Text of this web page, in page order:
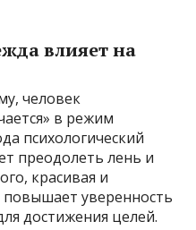
влияет на
человек
в режим
психологический
преодолеть лень и
красивая и
повышает уверенность
достижения целей.